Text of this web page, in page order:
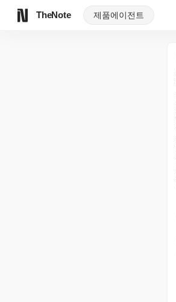
TheNote 제품에이전트